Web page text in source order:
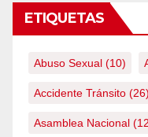
ETIQUETAS
Abuso Sexual (10)
Accidente Tránsito (26)
Asamblea Nacional